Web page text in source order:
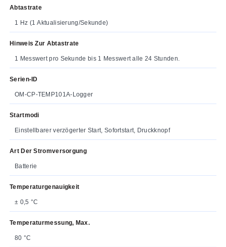
Abtastrate
1 Hz (1 Aktualisierung/Sekunde)
Hinweis Zur Abtastrate
1 Messwert pro Sekunde bis 1 Messwert alle 24 Stunden.
Serien-ID
OM-CP-TEMP101A-Logger
Startmodi
Einstellbarer verzögerter Start, Sofortstart, Druckknopf
Art Der Stromversorgung
Batterie
Temperaturgenauigkeit
± 0,5 °C
Temperaturmessung, Max.
80 °C